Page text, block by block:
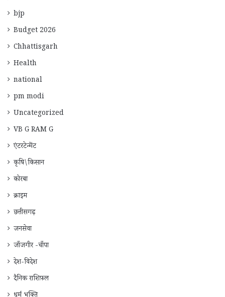
bjp
Budget 2026
Chhattisgarh
Health
national
pm modi
Uncategorized
VB G RAM G
एंटरटेन्मेंट
कृषि\किसान
कोरबा
क्राइम
छत्तीसगढ़
जनसेवा
जाँजगीर -चाँपा
देश-विदेश
दैनिक राशिफ़ल